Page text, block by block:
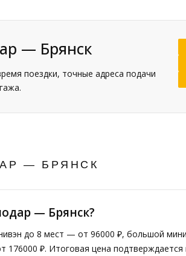
— Брянск
поездки, точные адреса подачи
— БРЯНСК
— Брянск?
до 8 мест — от 96000 ₽, большой
176000 ₽. Итоговая цена